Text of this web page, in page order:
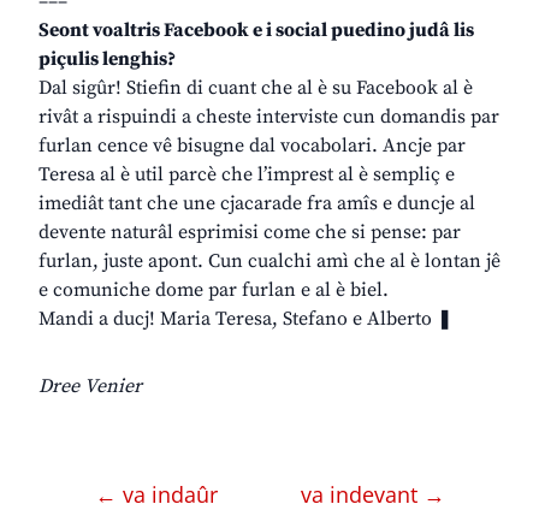
Seont voaltris Facebook e i social puedino judâ lis
piçulis lenghis?
Dal sigûr! Stiefin di cuant che al è su Facebook al è
rivât a rispuindi a cheste interviste cun domandis par
furlan cence vê bisugne dal vocabolari. Ancje par
Teresa al è util parcè che l’imprest al è sempliç e
imediât tant che une cjacarade fra amîs e duncje al
devente naturâl esprimisi come che si pense: par
furlan, juste apont. Cun cualchi amì che al è lontan jê
e comuniche dome par furlan e al è biel.
Mandi a ducj! Maria Teresa, Stefano e Alberto ❚
Dree Venier
← va indaûr va indevant →